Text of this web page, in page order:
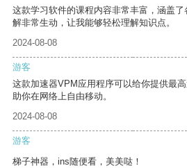
这款学习软件的课程内容非常丰富，涵盖
解非常生动，让我能够轻松理解知识点。
2024-08-08
游客
这款加速器VPM应用程序可以给你提供最
助你在网络上自由移动。
2024-08-08
游客
梯子神器，ins随便看，美美哒！